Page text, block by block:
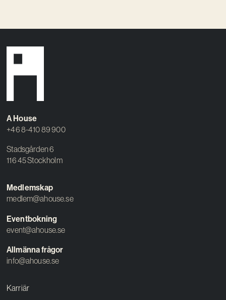
A House
+46 8-410 89 900
Stadsgården 6
116 45 Stockholm
Medlemskap
medlem@ahouse.se
Eventbokning
event@ahouse.se
Allmänna frågor
info@ahouse.se
Karriär